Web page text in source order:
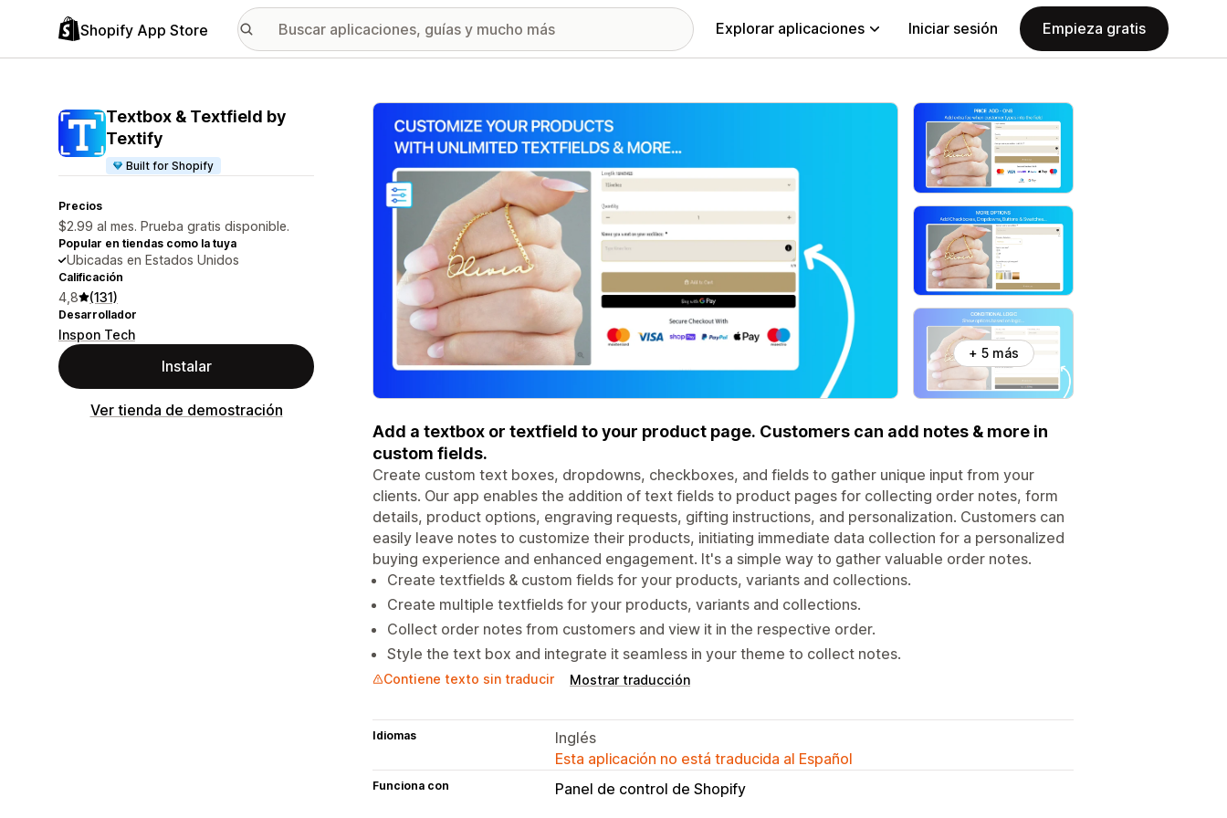
Shopify App Store Explorar aplicaciones Iniciar sesión Empieza gratis
Textbox & Textfield by
Textify
Built for Shopify
Precios
$2.99 al mes. Prueba gratis disponible.
Popular en tiendas como la tuya
Ubicadas en Estados Unidos
Calificación
4,8 (131)
Desarrollador
Inspon Tech
Instalar
Ver tienda de demostración
Galería de imágenes destacadas
+ 5 más
Add a textbox or textfield to your product page. Customers can add notes & more in
custom fields.
Create custom text boxes, dropdowns, checkboxes, and fields to gather unique input from your
clients. Our app enables the addition of text fields to product pages for collecting order notes, form
details, product options, engraving requests, gifting instructions, and personalization. Customers can
easily leave notes to customize their products, initiating immediate data collection for a personalized
buying experience and enhanced engagement. It's a simple way to gather valuable order notes.
Create textfields & custom fields for your products, variants and collections.
Create multiple textfields for your products, variants and collections.
Collect order notes from customers and view it in the respective order.
Style the text box and integrate it seamless in your theme to collect notes.
Contiene texto sin traducir Mostrar traducción
Idiomas
Inglés
Esta aplicación no está traducida al Español
Funciona con Panel de control de Shopify